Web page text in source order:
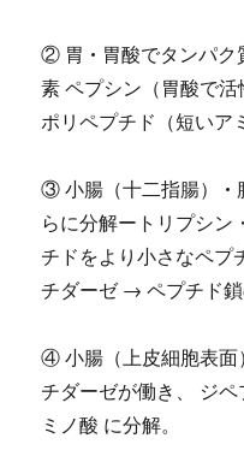
② 胃 • 胃酸でタンパク
素 ペプシン（胃酸で
ポリペプチド（短いア
③ 小腸（十二指腸） •
らに分解ートリプシ
チドをより小さなペプ
チダーゼ → ペプチド
④ 小腸（上皮細胞表面
チダーゼが働き、 ジ
ミノ酸 に分解。